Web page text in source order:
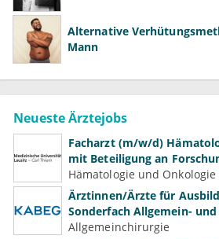
Alternative
Mann
Neueste Ärztejobs
Facharzt (m/w/d)
mit Beteiligung an
Hämatologie und Onkologie
Ärztinnen/Ärzte für
Sonderfach Allgemein-
Allgemeinchirurgie